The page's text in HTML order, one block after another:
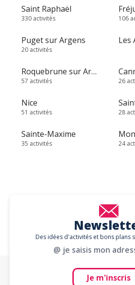
Saint Raphaël
330 activités 106
Puget sur Argens
20 activités
Roquebrune sur Argens
57 activités 26
Nice
51 activités 28
Sainte-Maxime
35 activités 24
Des idées d'activités et bons plans
@ je saisis mon
Je m'inscris